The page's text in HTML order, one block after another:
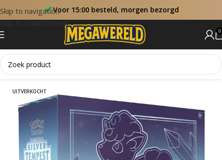
Skip to navigation
Skip to main content
Voor 15:00 besteld, morgen bezorgd
0
Home Elite Trainer Box
UITVERKOCHT